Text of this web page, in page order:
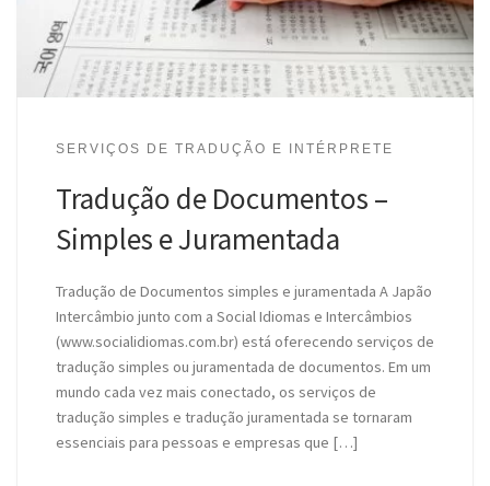
SERVIÇOS DE TRADUÇÃO E INTÉRPRETE
Tradução de Documentos –
Simples e Juramentada
Tradução de Documentos simples e juramentada A Japão
Intercâmbio junto com a Social Idiomas e Intercâmbios
(www.socialidiomas.com.br) está oferecendo serviços de
tradução simples ou juramentada de documentos. Em um
mundo cada vez mais conectado, os serviços de
tradução simples e tradução juramentada se tornaram
essenciais para pessoas e empresas que […]